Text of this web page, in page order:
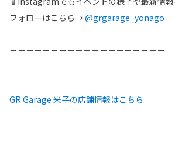
フォローはこちら→@grgarage_yonago
－－－－－－－－－－－－－－－－－－－
GR Garage 米子の店舗情報はこちら